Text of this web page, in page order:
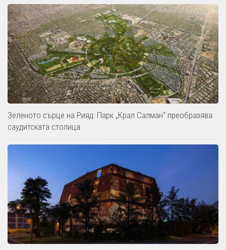
Зеленото сърце на Рияд: Парк „Крал Салман“ преобразява
саудитската столица